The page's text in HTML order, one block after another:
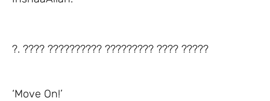
?. ???? ?????????? ????????? ???? ?????
‘Move On!’